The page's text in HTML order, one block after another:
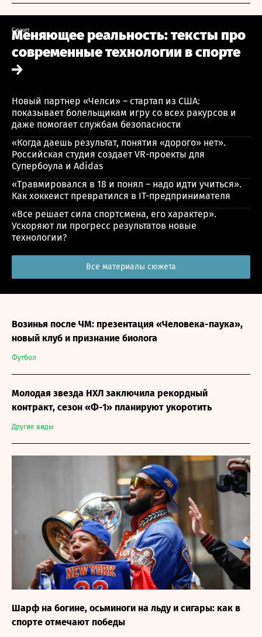
Сюжет
Меняющее реальность: тексты про
современные технологии в спорте
Новый партнер «Челси» – стартап из США:
показывает болельщикам игру со всех ракурсов и
даже помогает службам безопасности
«Когда даешь результат, понятия «дорого» нет».
Российская студия создает VR-проекты для
Супербоула и Adidas
«Травмировался в 18 и понял – надо идти учиться».
Как хоккеист превратился в IT-предпринимателя
«Все решает сила спортсмена, его характер».
Ускоряют ли прогресс результатов новые
технологии?
Все материалы сюжета
Футбол
Возинья после ЧМ: презентация «Человека-паука»,
новый клуб и признание биолога
Другие виды
Молодая звезда НХЛ заключила рекордный
контракт, сезон «Ф-1» планируют укоротить
Шарф на богине, осьминоги на льду и сигары: как в
спорте отмечают победы